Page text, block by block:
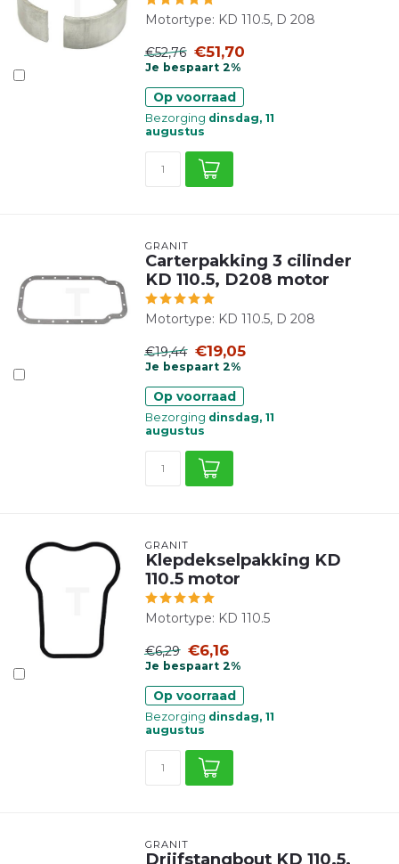
Motortype: KD 110.5, D 208
€52,76 €51,70
Je bespaart 2%
Op voorraad
Bezorging dinsdag, 11
augustus
GRANIT
Carterpakking 3 cilinder
KD 110.5, D208 motor
Motortype: KD 110.5, D 208
€19,44 €19,05
Je bespaart 2%
Op voorraad
Bezorging dinsdag, 11
augustus
GRANIT
Klepdekselpakking KD
110.5 motor
Motortype: KD 110.5
€6,29 €6,16
Je bespaart 2%
Op voorraad
Bezorging dinsdag, 11
augustus
GRANIT
Drijfstangbout KD 110.5,